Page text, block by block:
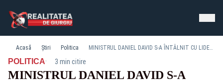
Acasă Știri Politica MINISTRUL DANIEL DAVID S-A ÎNTÂLNIT CU LIDERII SINDICATELOR DIN ÎNVĂȚĂMÂNT: ”ÎN ACEST MOMENT, NU EXISTĂ REDUCERI ÎN BUGETUL MINISTERULUI”
POLITICA· 3 min citire
MINISTRUL DANIEL DAVID S-A